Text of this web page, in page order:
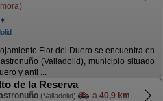
€
Flor del Duero se encuentra en
(Valladolid), municipio situado
y anti ...
de la Reserva
(Valladolid) a 40,9 km